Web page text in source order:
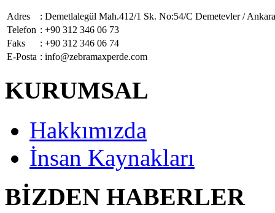
Adres
: Demetlalegül Mah.412/1 Sk. No:54/C Demetevler / Ankara
Telefon : +90 312 346 06 73
Faks
: +90 312 346 06 74
E-Posta : info@zebramaxperde.com
KURUMSAL
Hakkımızda
İnsan Kaynakları
BİZDEN HABERLER